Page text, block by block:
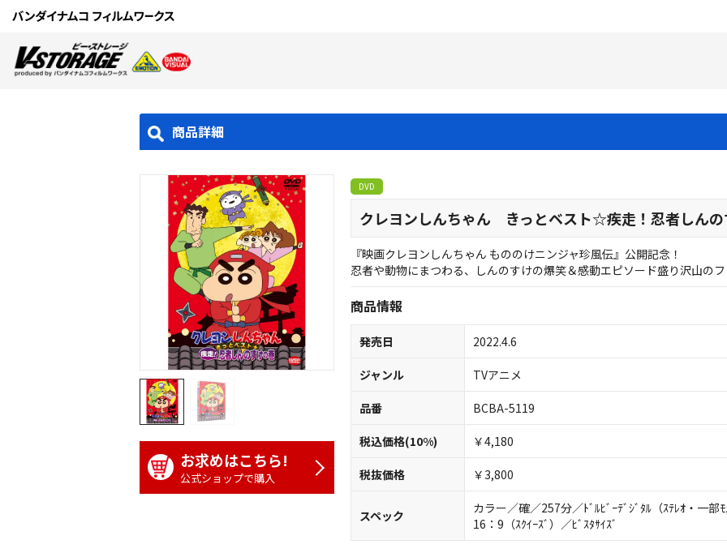
商品詳細
お求めはこちら!
公式ショップで購入
DVD
クレヨンしんちゃん きっとベスト☆疾走！忍者しんの
『映画クレヨンしんちゃん もののけニンジャ珍風伝』公開記念！
忍者や動物にまつわる、しんのすけの爆笑＆感動エピソード盛り沢山の
商品情報
発売日 2022.4.6
ジャンル TVアニメ
品番 BCBA-5119
税込価格(10%) ￥4,180
税抜価格 ￥3,800
スペック
カラー／確／257分／ﾄﾞﾙﾋﾞｰﾃﾞｼﾞﾀﾙ（ｽﾃﾚｵ・一
16：9（ｽｸｲｰｽﾞ）／ﾋﾞｽﾀｻｲｽﾞ